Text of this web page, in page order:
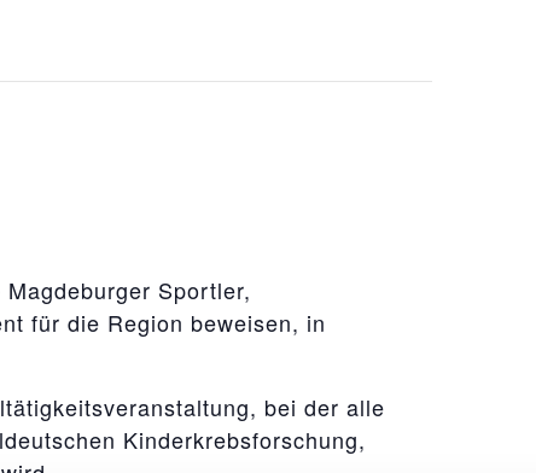
Sportler,
für die Region beweisen, in
bei der alle
Kinderkrebsforschung,